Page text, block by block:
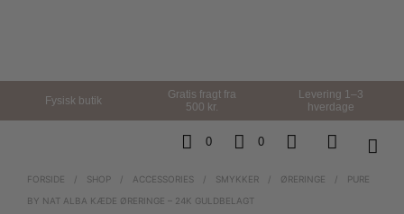
Fysisk butik
Gratis fragt fra
500 kr.
Levering 1–3
hverdage
0 0
FORSIDE / SHOP / ACCESSORIES / SMYKKER / ØRERINGE /
PURE
BY NAT ALBA KÆDE ØRERINGE – 24K GULDBELAGT